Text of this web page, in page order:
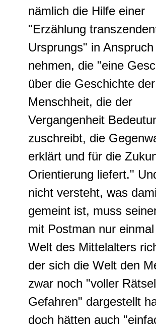
nämlich die Hilfe einer
"Erzählung
Ursprungs" in Anspruch
nehmen, die "eine
über die Geschichte der
Menschheit, die der
Vergangenheit
zuschreibt, die
erklärt und für die
Orientierung liefert."
nicht versteht, was
gemeint ist, muss
mit Postman nur
Welt des Mittelalters
der sich die Welt den
zwar noch "voller
Gefahren" dargestellt
doch hätten auch